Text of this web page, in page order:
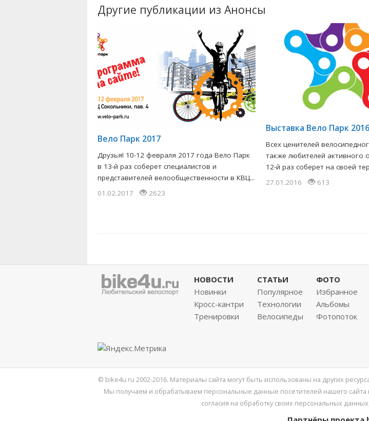
Другие публикации из Анонсы
Вело Парк 2017
Друзья! 10-12 февраля 2017 года Вело Парк
в 13-й раз соберет специалистов и
представителей велообщественности в КВЦ...
01.02.2017
2623
​Выставка Вело Парк 2016
Всех ценителей
также любителей активного
12-й раз соберет на своей
27.01.2016
613
НОВОСТИ
Новинки
Кросс-кантри
Тренировки
СТАТЬИ
Популярное
Технологии
Велосипеды
ФОТО
Избранное
Альбомы
Фотопоток
© bike4u.ru 2002-2016. Материалы сайта могут быть использованы на других
Мы получаем и обрабатываем персональные данные посетителей нашего сайта
согласия на обработку своих персональных